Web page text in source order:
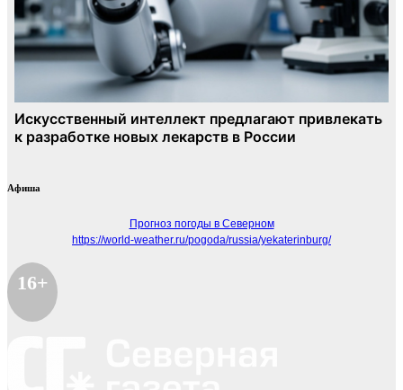
Афиша
Прогноз погоды в Северном
https://world-weather.ru/pogoda/russia/yekaterinburg/
16+